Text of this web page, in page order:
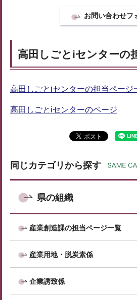
高田しごとiセンターの
高田しごとiセンターの担当ページ
高田しごとiセンターのページ
同じカテゴリから探す
県の組織
産業創造課の担当ページ一覧
産業用地・脱炭素係
企業誘致係